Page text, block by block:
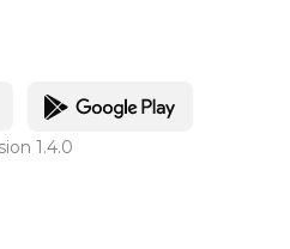
1.4.0